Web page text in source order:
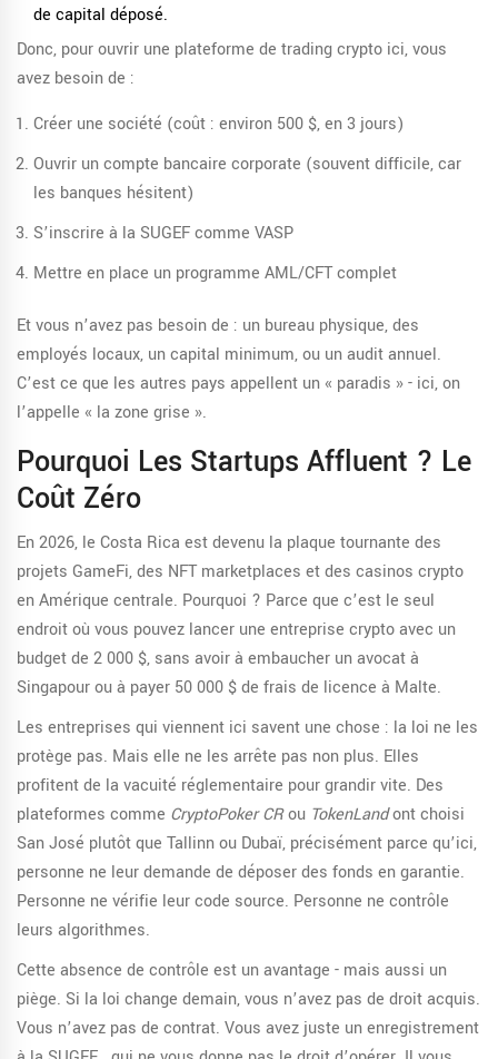
de capital déposé.
Donc, pour ouvrir une plateforme de trading crypto ici, vous
avez besoin de :
Créer une société (coût : environ 500 $, en 3 jours)
Ouvrir un compte bancaire corporate (souvent difficile, car
les banques hésitent)
S’inscrire à la SUGEF comme VASP
Mettre en place un programme AML/CFT complet
Et vous n’avez pas besoin de : un bureau physique, des
employés locaux, un capital minimum, ou un audit annuel.
C’est ce que les autres pays appellent un « paradis » - ici, on
l’appelle « la zone grise ».
Pourquoi Les Startups Affluent ? Le
Coût Zéro
En 2026, le Costa Rica est devenu la plaque tournante des
projets GameFi, des NFT marketplaces et des casinos crypto
en Amérique centrale. Pourquoi ? Parce que c’est le seul
endroit où vous pouvez lancer une entreprise crypto avec un
budget de 2 000 $, sans avoir à embaucher un avocat à
Singapour ou à payer 50 000 $ de frais de licence à Malte.
Les entreprises qui viennent ici savent une chose : la loi ne les
protège pas. Mais elle ne les arrête pas non plus. Elles
profitent de la vacuité réglementaire pour grandir vite. Des
plateformes comme CryptoPoker CRou TokenLandont choisi
San José plutôt que Tallinn ou Dubaï, précisément parce qu’ici,
personne ne leur demande de déposer des fonds en garantie.
Personne ne vérifie leur code source. Personne ne contrôle
leurs algorithmes.
Cette absence de contrôle est un avantage - mais aussi un
piège. Si la loi change demain, vous n’avez pas de droit acquis.
Vous n’avez pas de contrat. Vous avez juste un enregistrement